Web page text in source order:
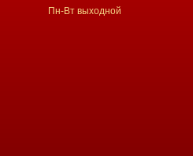
Пн-Вт выходной